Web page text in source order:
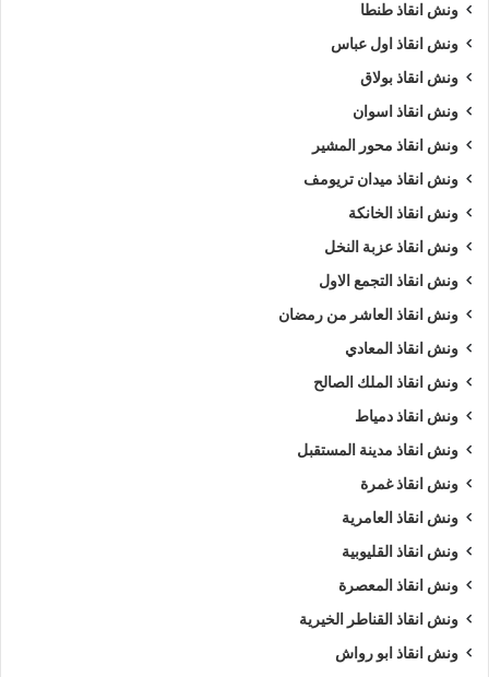
ونش انقاذ طنطا
ونش انقاذ اول عباس
ونش انقاذ بولاق
ونش انقاذ اسوان
ونش انقاذ محور المشير
ونش انقاذ ميدان تريومف
ونش انقاذ الخانكة
ونش انقاذ عزبة النخل
ونش انقاذ التجمع الاول
ونش انقاذ العاشر من رمضان
ونش انقاذ المعادي
ونش انقاذ الملك الصالح
ونش انقاذ دمياط
ونش انقاذ مدينة المستقبل
ونش انقاذ غمرة
ونش انقاذ العامرية
ونش انقاذ القليوبية
ونش انقاذ المعصرة
ونش انقاذ القناطر الخيرية
ونش انقاذ ابو رواش